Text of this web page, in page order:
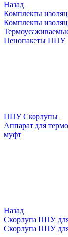
Назад
Комплекты
Комплекты
Пенопакеты ППУ
ППУ Скорлупы
Аппарат для
муфт
Назад
Скорлупа ППУ
Скорлупа ППУ